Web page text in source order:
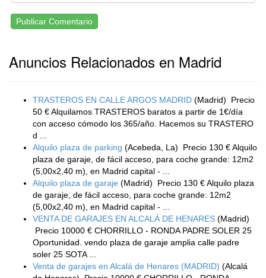
Publicar Comentario
Anuncios Relacionados en Madrid
TRASTEROS EN CALLE ARGOS MADRID (Madrid)
Precio
50 € Alquilamos TRASTEROS baratos a partir de 1€/día
con acceso cómodo los 365/año. Hacemos su TRASTERO
d ...
Alquilo plaza de parking (Acebeda, La)
Precio 130 € Alquilo
plaza de garaje, de fácil acceso, para coche grande: 12m2
(5,00x2,40 m), en Madrid capital - ...
Alquilo plaza de garaje (Madrid)
Precio 130 € Alquilo plaza
de garaje, de fácil acceso, para coche grande: 12m2
(5,00x2,40 m), en Madrid capital - ...
VENTA DE GARAJES EN ALCALÁ DE HENARES (Madrid)
Precio 10000 € CHORRILLO - RONDA PADRE SOLER 25
Oportunidad. vendo plaza de garaje amplia calle padre
soler 25 SOTA ...
Venta de garajes en Alcalá de Henares (MADRID) (Alcalá